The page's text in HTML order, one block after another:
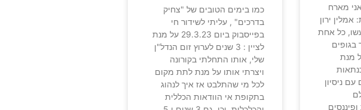
בפודקסט בפרק 173 אני מארח
ירון
כל אחת
מנת
ניסיון
כמו בימים הטובים של "צחיק
בדרכים" , עליתי לשידור חי
בפייסבוק ביום 29.3.23 על מנת
לציין : 3 שנים לערוץ זום הנדל"ן
שלי, אותו התחלתי בקורונה
ויצרתי אותו על מנת לתת מקום
לכל מי שהתלבט אז איך לנהוג
בתקופת אי הוודאות הכללית